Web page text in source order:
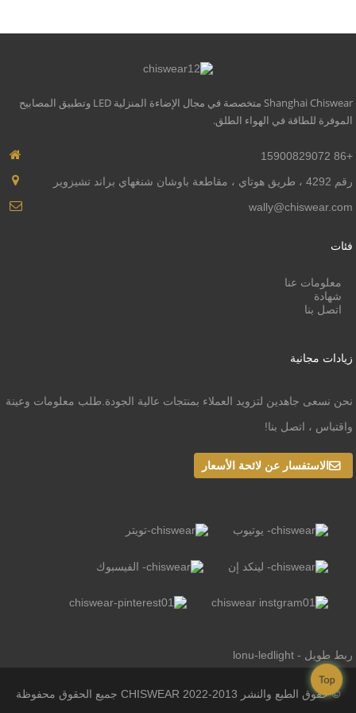
Shanghai Chiswear متخصصة في مجال الإضاءة المنزلية LED وتطبيق المصابيح
الموفرة للطاقة في الهواء الطلق.
+86 15900829072
رقم 4292 ، طريق هوتاي ، مقاطعة باوشان شنغهاي براند تشيزوير
wally@chiswear.com
فئات
معلومات عنا
شهادة
اتصل بنا
زيادات مجانية
نحن نسعى جاهدين لتزويد العملاء بمنتجات عالية الجودة.طلب معلومات وعينة
واقتباس ، اتصل بنا!
الاستفسار عن لائحة الأسعار
ربط طويل - lonu-ledlight
© حقوق الطبع والنشر 2013-2022 CHISWEAR جميع الحقوق محفوظة
Top